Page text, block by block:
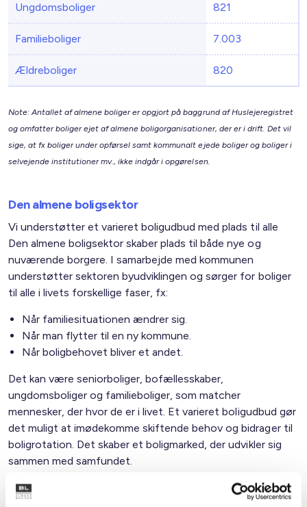
Ungdomsboliger 821
Familieboliger 7.003
Ældreboliger 820
Note: Antallet af almene boliger er opgjort på baggrund af Huslejeregistret
og omfatter boliger ejet af almene boligorganisationer, der er i drift. Det vil
sige, at fx boliger under opførsel samt kommunalt ejede boliger og boliger i
selvejende institutioner mv., ikke indgår i opgørelsen.
Den almene boligsektor
Vi understøtter et varieret boligudbud med plads til alle
Den almene boligsektor skaber plads til både nye og
nuværende borgere. I samarbejde med kommunen
understøtter sektoren byudviklingen og sørger for boliger
til alle i livets forskellige faser, fx:
Når familiesituationen ændrer sig.
Når man flytter til en ny kommune.
Når boligbehovet bliver et andet.
Det kan være seniorboliger, bofællesskaber,
ungdomsboliger og familieboliger, som matcher
mennesker, der hvor de er i livet. Et varieret boligudbud gør
det muligt at imødekomme skiftende behov og bidrager til
boligrotation. Det skaber et boligmarked, der udvikler sig
sammen med samfundet.
Familietyper i de almene boliger i kommunen